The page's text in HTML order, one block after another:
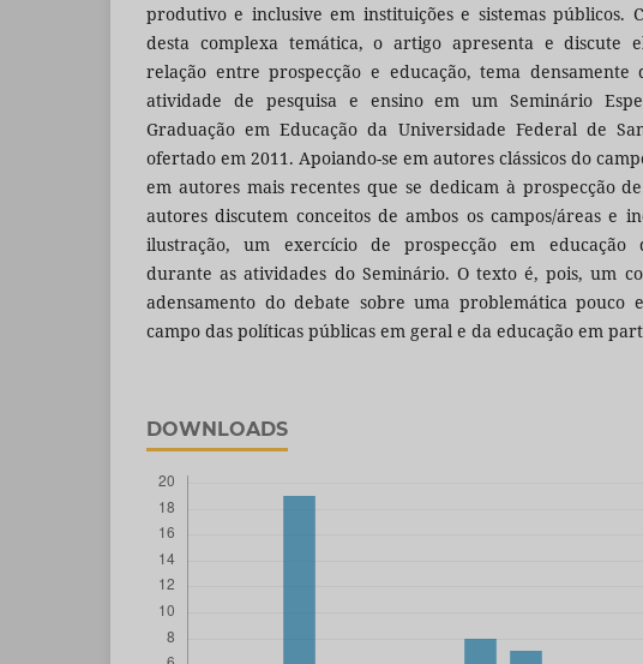
produtivo e inclusive em instituições e sistemas públicos.
desta complexa temática, o artigo apresenta e discute
relação entre prospecção e educação, tema densamente
atividade de pesquisa e ensino em um Seminário
Graduação em Educação da Universidade Federal de
ofertado em 2011. Apoiando-se em autores clássicos do
em autores mais recentes que se dedicam à prospecção
autores discutem conceitos de ambos os campos/áreas e
ilustração, um exercício de prospecção em educação
durante as atividades do Seminário. O texto é, pois, um
adensamento do debate sobre uma problemática pouco
campo das políticas públicas em geral e da educação em
DOWNLOADS